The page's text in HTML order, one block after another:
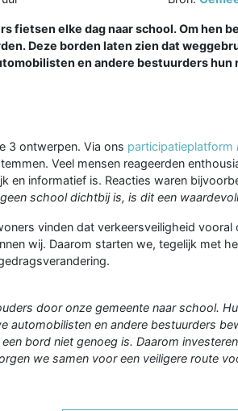
fietsen elke dag naar school. Om hen
Deze borden laten zien dat
en andere bestuurders hun
3 ontwerpen. Via ons participatieplatform
Veel mensen reageerden
en informatief is. Reacties waren
school dichtbij is, is dit een
vinden dat verkeersveiligheid vooral
wij. Daarom starten we, tegelijk met
door onze gemeente naar school.
automobilisten en andere bestuurders
bord niet genoeg is. Daarom
we samen voor een veiligere route